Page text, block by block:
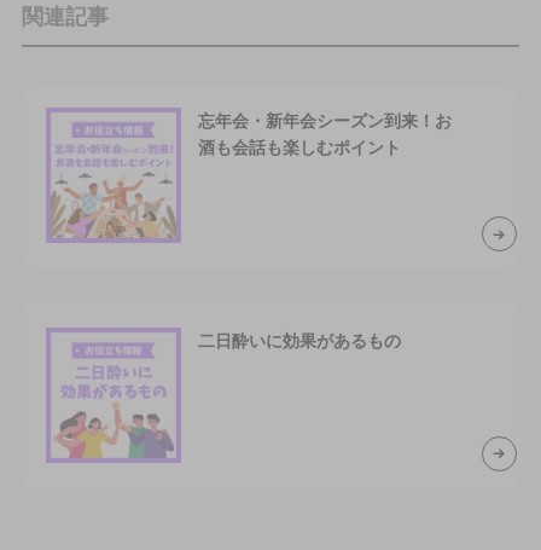
関連記事
忘年会・新年会シーズン到来！お
酒も会話も楽しむポイント
二日酔いに効果があるもの